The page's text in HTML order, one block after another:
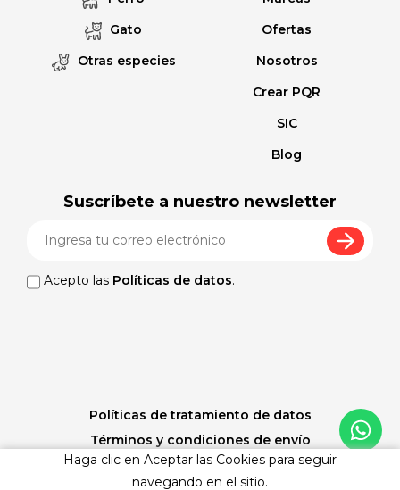
Gato
Otras especies
Ofertas
Nosotros
Crear PQR
SIC
Blog
Suscríbete a nuestro newsletter
Acepto las Políticas de datos.
Políticas de tratamiento de datos
Términos y condiciones de envío
Políticas de cambios y devoluciones
Haga clic en Aceptar las Cookies para seguir
navegando en el sitio.